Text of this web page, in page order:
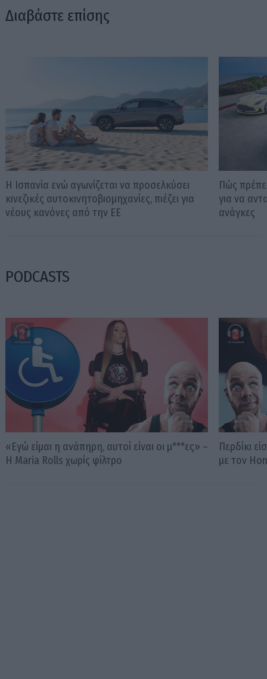
Διαβάστε επίσης
Η Ισπανία ενώ αγωνίζεται να προσελκύσει
κινεζικές αυτοκινητοβιομηχανίες, πιέζει για
νέους κανόνες από την ΕΕ
Πώς
για να
ανάγκες
PODCASTS
«Εγώ είμαι η ανάπηρη, αυτοί είναι οι μ***ες» –
Η Maria Rolls χωρίς φίλτρο
Περδίκι
με τον